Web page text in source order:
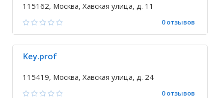
115162, Москва, Хавская улица, д. 11
0 отзывов
Key.prof
115419, Москва, Хавская улица, д. 24
0 отзывов